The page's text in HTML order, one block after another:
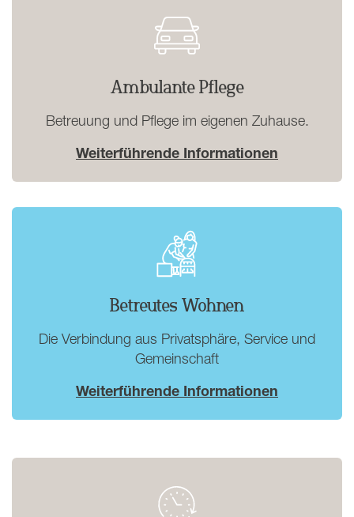
Ambulante Pflege
Betreuung und Pflege im eigenen Zuhause.
Weiterführende Informationen
Betreutes Wohnen
Die Verbindung aus Privatsphäre, Service und
Gemeinschaft
Weiterführende Informationen